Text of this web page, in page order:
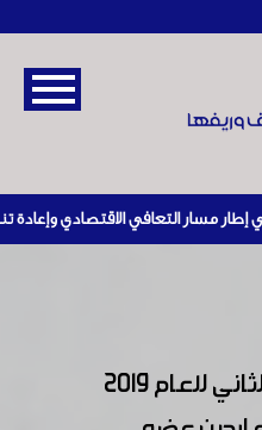
اجتماع لجنة الطباعة الثاني للعام 2019